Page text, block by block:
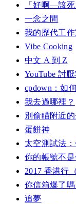
「好啊—該
一念之間
我的歷代工作
Vibe Cooking
中文 A 到 Z
YouTube 討
cpdown：如
我去過哪裡？
別偷瞄附近
蛋餅神
太空測試法
你的帳號不是
2017 香港行
你信箱爆了嗎
追夢